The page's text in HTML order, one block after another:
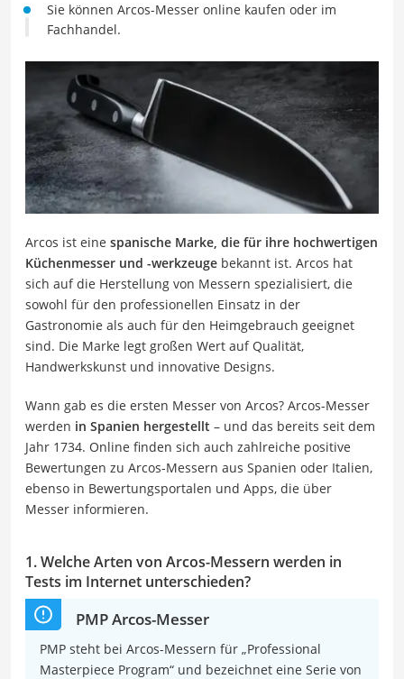
Sie können Arcos-Messer online kaufen oder im
Fachhandel.
Arcos ist eine spanische Marke, die für ihre hochwertigen
Küchenmesser und -werkzeuge bekannt ist. Arcos hat
sich auf die Herstellung von Messern spezialisiert, die
sowohl für den professionellen Einsatz in der
Gastronomie als auch für den Heimgebrauch geeignet
sind. Die Marke legt großen Wert auf Qualität,
Handwerkskunst und innovative Designs.
Wann gab es die ersten Messer von Arcos? Arcos-Messer
werden in Spanien hergestellt – und das bereits seit dem
Jahr 1734. Online finden sich auch zahlreiche positive
Bewertungen zu Arcos-Messern aus Spanien oder Italien,
ebenso in Bewertungsportalen und Apps, die über
Messer informieren.
1. Welche Arten von Arcos-Messern werden in
Tests im Internet unterschieden?
PMP Arcos-Messer
PMP steht bei Arcos-Messern für „Professional
Masterpiece Program“ und bezeichnet eine Serie von